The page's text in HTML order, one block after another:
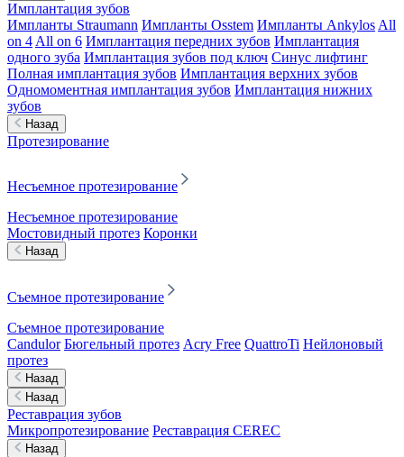
Имплантация зубов
Импланты Straumann Импланты Osstem Импланты Ankylos All
on 4 All on 6 Имплантация передних зубов Имплантация
одного зуба Имплантация зубов под ключ Синус лифтинг
Полная имплантация зубов Имплантация верхних зубов
Одномоментная имплантация зубов Имплантация нижних
зубов
Назад
Протезирование
Несъемное протезирование
Несъемное протезирование
Мостовидный протез Коронки
Назад
Съемное протезирование
Съемное протезирование
Candulor Бюгельный протез Acry Free QuattroTi Нейлоновый
протез
Назад
Назад
Реставрация зубов
Микропротезирование Реставрация CEREC
Назад